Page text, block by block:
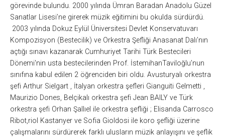
görevinde bulundu. 2000 yılında Ümran Baradan Anadolu Güzel
Sanatlar Lisesi’ne girerek müzik eğitimini bu okulda sürdürdü.
2003 yılında Dokuz Eylül Üniversitesi Devlet Konservatuvarı
Kompozisyon (Bestecilik) ve Orkestra Şefliği Anasanat Dalı’nın
açtığı sınavı kazanarak Cumhuriyet Tarihi Türk Bestecileri
Dönemi'nin usta bestecilerinden Prof. İstemihanTaviloğlu’nun
sınıfına kabul edilen 2 öğrenciden biri oldu. Avusturyalı orkestra
şefi Arthur Sielgart , İtalyan orkestra şefleri Gianguiti Gelmetti ,
Maurizio Dones, Belçikalı orkestra şefi Jean BAILY ve Türk
orkestra şefi Orhan Şallıel ile orkestra şefliği ; Elisanda Carrosco
Ribot,riol Kastanyer ve Sofia Gioldosi ile koro şefliği üzerine
çalışmalarını sürdürerek farklı ulusların müzik anlayışını ve şeflik